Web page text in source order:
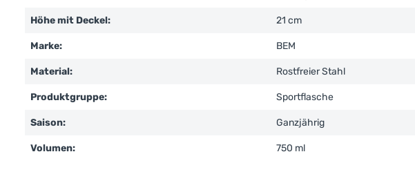
Höhe mit Deckel: 21 cm
Marke: BEM
Material: Rostfreier Stahl
Produktgruppe: Sportflasche
Saison: Ganzjährig
Volumen: 750 ml